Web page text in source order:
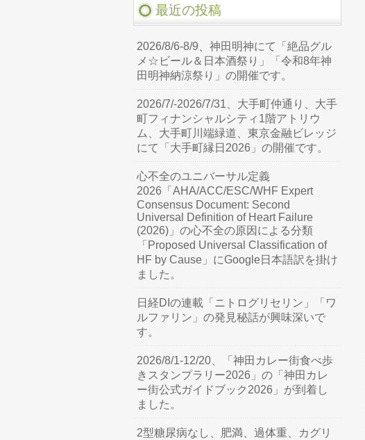
最近の投稿
2026/8/6-8/9、神田明神にて「絶品グル
メ☆ビール＆日本酒祭り」「令和8年神
田明神納涼祭り」の開催です。
2026/7/-2026/7/31、大手町仲通り、大手
町フィナンシャルシティ1階アトリウ
ム、大手町川端緑道、東京金融ビレッジ
にて「大手町縁日2026」の開催です。
心不全のユニバーサル定義
2026「AHA/ACC/ESC/WHF Expert
Consensus Document: Second
Universal Definition of Heart Failure
(2026)」の心不全の原因による分類
「Proposed Universal Classification of
HF by Cause」にGoogle日本語訳を掛け
ました。
日経DIの連載「ニトログリセリン」「ワ
ルファリン」の発見秘話が興味深いで
す。
2026/8/1-12/20、「神田カレー街食べ歩
きスタンプラリー2026」の「神田カレ
ー街公式ガイドブック2026」が到着し
ました。
2型糖尿病なし、肥満、過体重、カグリ